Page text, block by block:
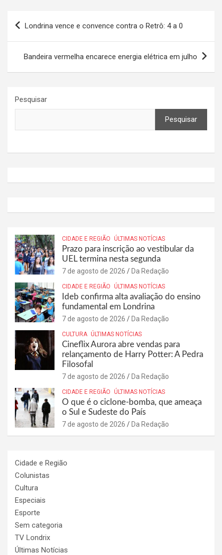
Londrina vence e convence contra o Retrô: 4 a 0
Bandeira vermelha encarece energia elétrica em julho
Pesquisar
Pesquisar
CIDADE E REGIÃO ÚLTIMAS NOTÍCIAS
Prazo para inscrição ao vestibular da
UEL termina nesta segunda
7 de agosto de 2026 Da Redação
CIDADE E REGIÃO ÚLTIMAS NOTÍCIAS
Ideb confirma alta avaliação do ensino
fundamental em Londrina
7 de agosto de 2026 Da Redação
CULTURA ÚLTIMAS NOTÍCIAS
Cineflix Aurora abre vendas para
relançamento de Harry Potter: A Pedra
Filosofal
7 de agosto de 2026 Da Redação
CIDADE E REGIÃO ÚLTIMAS NOTÍCIAS
O que é o ciclone-bomba, que ameaça
o Sul e Sudeste do País
7 de agosto de 2026 Da Redação
Cidade e Região
Colunistas
Cultura
Especiais
Esporte
Sem categoria
TV Londrix
Últimas Notícias